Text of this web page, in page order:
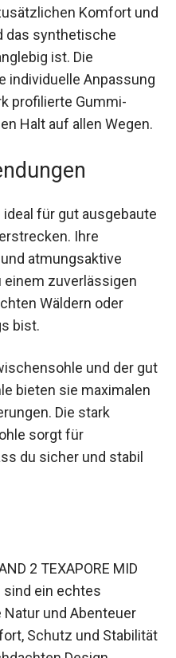
Komfort
das synthetische
ist. Die
individuelle
die stark profilierte
Halt auf
für gut
winddichte
macht sie zu
egal ob du in
Höhen
und der
bieten sie
Wanderungen. Die
sorgt für
2 TEXAPORE MID
ein echtes